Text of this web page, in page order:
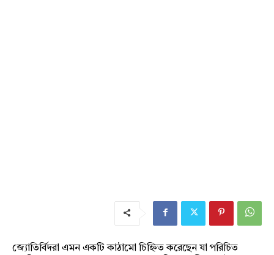
জ্যোতির্বিদরা এমন একটি কাঠামো চিহ্নিত করেছেন যা পরিচিত